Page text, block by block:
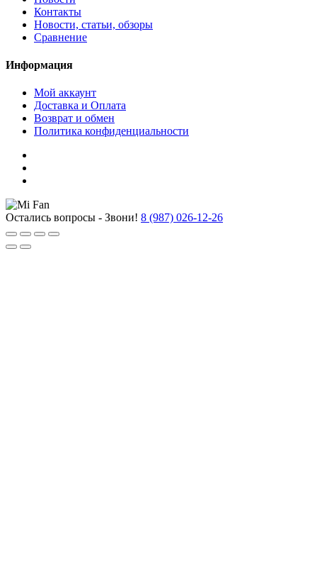
Контакты
Новости, статьи, обзоры
Сравнение
Информация
Мой аккаунт
Доставка и Оплата
Возврат и обмен
Политика конфиденциальности
Остались вопросы - Звони! 8 (987) 026-12-26